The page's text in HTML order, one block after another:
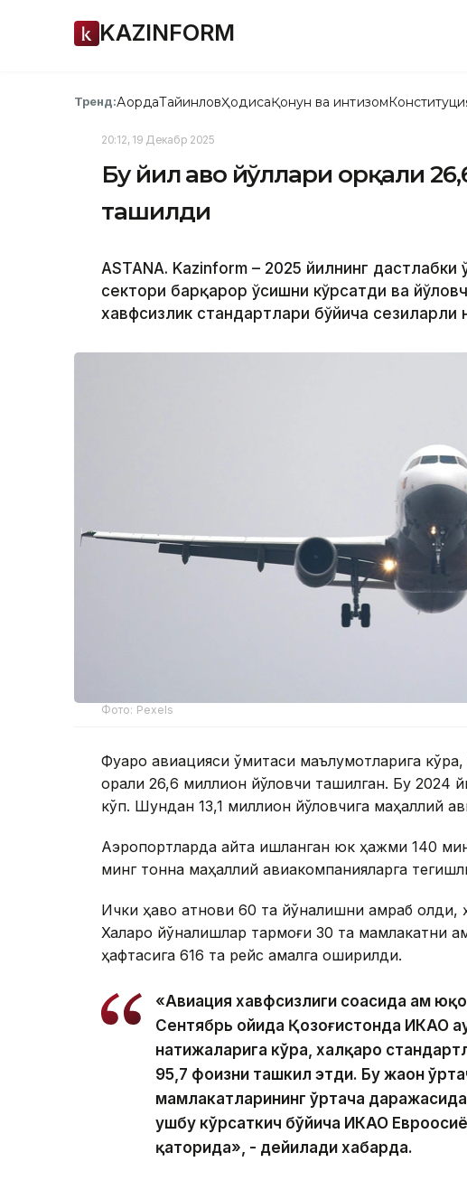
KAZINFORM
Тренд:АқордаТайинловҲодисаҚонун ва интизом
20:12, 19 Декабр 2025
Бу йил ҳаво йўллари орқали
ташилди
ASTANA. Kazinform – 2025 йилнинг дастлабки
сектори барқарор ўсишни кўрсатди ва
хавфсизлик стандартлари бўйича сезиларли
Фото: Pexels
Фуқаро авиацияси қўмитаси маълумотларига
орқали 26,6 миллион йўловчи ташилган. Бу 2024
кўп. Шундан 13,1 миллион йўловчига маҳаллий
Аэропортларда қайта ишланган юк ҳажми 140
минг тонна маҳаллий авиакомпанияларга
Ички ҳаво қатнови 60 та йўналишни қамраб
Халқаро йўналишлар тармоғи 30 та мамлакатни
ҳафтасига 616 та рейс амалга оширилди.
«Авиация хавфсизлиги соҳасида ҳам
Сентябрь ойида Қозоғистонда ИКАО
натижаларига кўра, халқаро
95,7 фоизни ташкил этди. Бу жаҳон
мамлакатларининг ўртача
ушбу кўрсаткич бўйича ИКАО
қаторида», - дейилади хабарда.